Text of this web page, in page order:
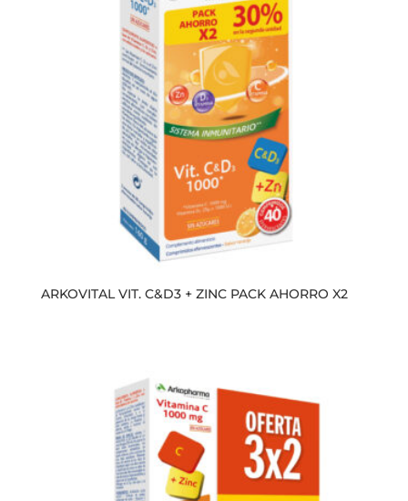
ARKOVITAL VIT. C&D3 + ZINC PACK AHORRO X2